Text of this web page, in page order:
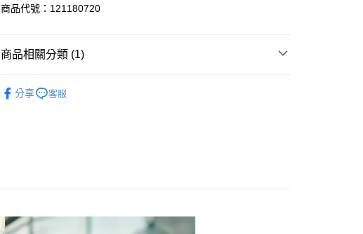
相關說明
便利好安心！
３．安心：先確認商品／服務後，再付款。
先享後付繳納相關費用。
※ 交易是否成功請以「AFTEE先享後付 」之結帳頁面顯示為準，若有關於
運送方式
全家--滿2000元免運
付款後7-11取貨---滿2000元免運
商品代號：121180720
商品相關分類 (1)
分享
客服